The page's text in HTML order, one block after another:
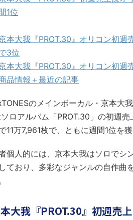
1位
本大我『PROT.30』オリコン初週
3位
本大我『PROT.30』オリコン初週
品情報＋最近の記事
のメインボーカル・京本大
ロアルバム「PROT.30」の初週
11万7,961枚で、ともに週間1位を
個人的には、京本大我はソロでシ
ており、多彩なジャンルの自作曲
大我『PROT.30』初週売